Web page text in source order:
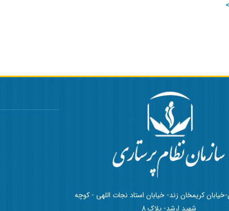
کریمخان زند- خیابان استاد نجات اللهی - کوچه
شهید ارشد- پلاک 8